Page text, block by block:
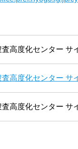
高度化センター サ
高度化センター サ
高度化センター サ